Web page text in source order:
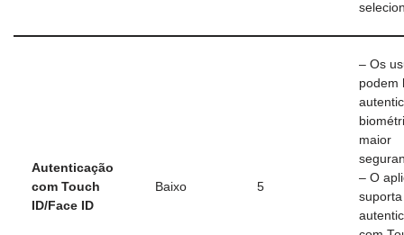
Autenticação
com Touch
ID/Face ID
Baixo 5
– Os
podem
maior
– O
suporta